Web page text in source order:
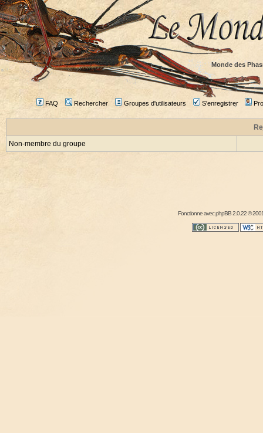
Monde des
FAQ Rechercher Groupes d'utilisateurs S'enregistrer
Non-membre du groupe
Fonctionne avecphpBB2.0.22 ©